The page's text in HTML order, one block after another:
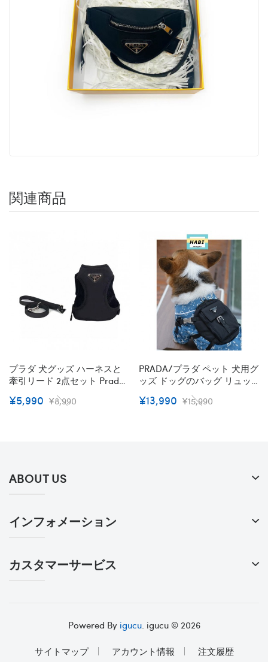
関連商品
プラダ 犬グッズ ハーネスと
牽引リード 2点セット Prada
ブランド ペット お出かけ用
品 ペットのメッシュベスト
¥5,990 ¥8,990
PRADA/プラダ ペット 犬用グ
ッズ ドッグのバッグ リュッ
ク ブランド ペット用品 バッ
クパック耐久性素材 高品質ミ
¥13,990 ¥15,990
ABOUT US
インフォメーション
カスタマーサービス
Powered By igucu. igucu © 2026
サイトマップ
アカウント情報 注文履歴